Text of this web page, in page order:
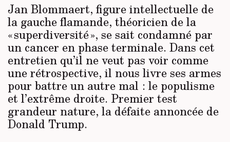
Jan Blommaert, figure intellectuelle de
la gauche flamande, théoricien de la
« superdiversité », se sait condamné par
un cancer en phase terminale. Dans cet
entretien qu’il ne veut pas voir comme
une rétrospective, il nous livre ses armes
pour battre un autre mal : le populisme
et l’extrême droite. Premier test
grandeur nature, la défaite annoncée de
Donald Trump.